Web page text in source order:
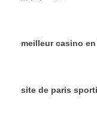
meilleur casino
site de paris